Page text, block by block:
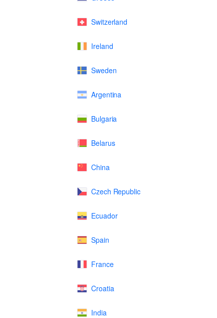
Switzerland
Ireland
Sweden
Argentina
Bulgaria
Belarus
China
Czech Republic
Ecuador
Spain
France
Croatia
India